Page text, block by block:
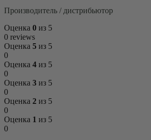
Производитель / дистрибьютор
Оценка 0 из 5
0 reviews
Оценка 5 из 5
0
Оценка 4 из 5
0
Оценка 3 из 5
0
Оценка 2 из 5
0
Оценка 1 из 5
0